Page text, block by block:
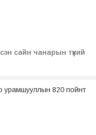
сайн чанарын түүхий
урамшууллын 820 пойнт